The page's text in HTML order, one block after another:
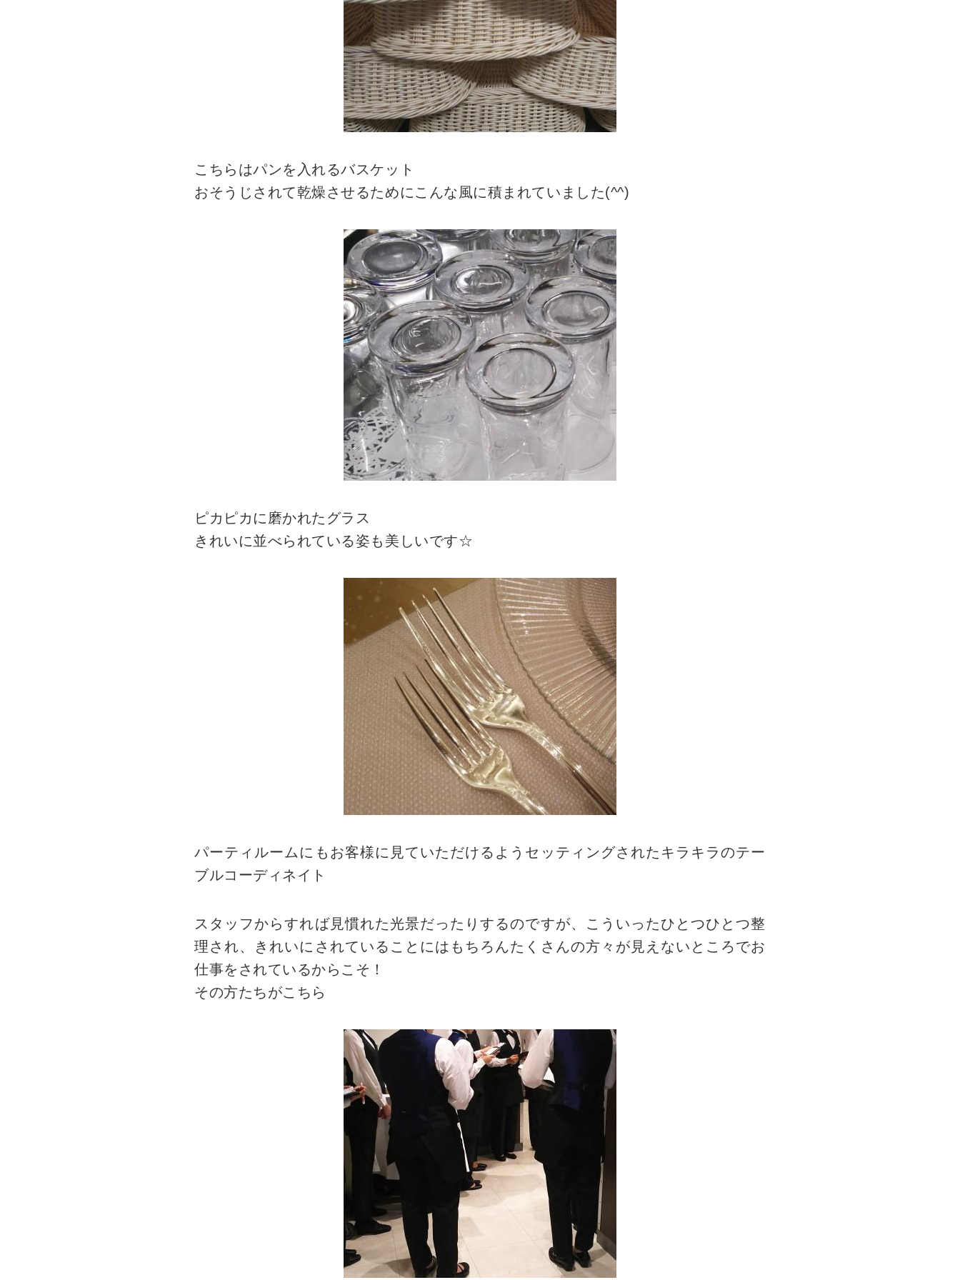
こちらはパンを入れるバスケット
おそうじされて乾燥させるためにこんな風に積まれていました(^^)
ピカピカに磨かれたグラス
きれいに並べられている姿も美しいです☆
パーティルームにもお客様に見ていただけるようセッティングされたキラキラのテー
ブルコーディネイト
スタッフからすれば見慣れた光景だったりするのですが、こういったひとつひとつ整
理され、きれいにされていることにはもちろんたくさんの方々が見えないところでお
仕事をされているからこそ！
その方たちがこちら